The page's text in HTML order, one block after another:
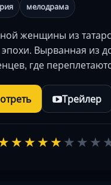
мелодрама
женщины из
Вырванная из
где
Трейлер
★★★★★★★